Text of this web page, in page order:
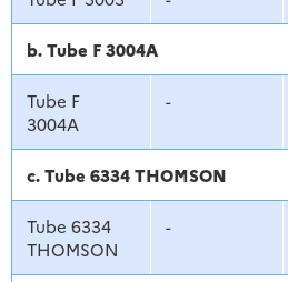
b. Tube F 3004A
Tube F
3004A
-
c. Tube 6334 THOMSON
Tube 6334
THOMSON
-